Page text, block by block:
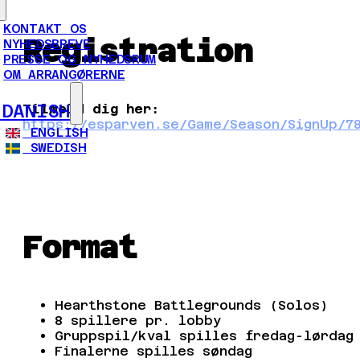
KONTAKT OS
NYHEDSBREVE
PRESSE OG NYHEDSRUM
OM ARRANGØRERNE
DANISH
ENGLISH
SWEDISH
Registration
Tilmeld dig her:
https://esparven.se/Game/Season/SignUp/
Format
Hearthstone Battlegrounds (Solos)
8 spillere pr. lobby
Gruppspil/kval spilles fredag-lørdag
Finalerne spilles søndag